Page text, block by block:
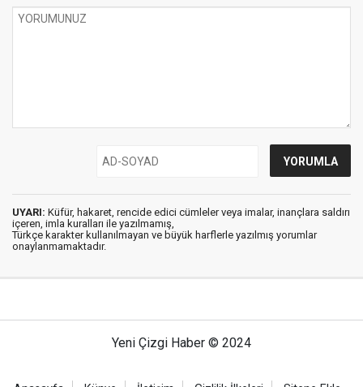
UYARI: Küfür, hakaret, rencide edici cümleler veya imalar, inançlara saldırı
içeren, imla kuralları ile yazılmamış,
Türkçe karakter kullanılmayan ve büyük harflerle yazılmış yorumlar
onaylanmamaktadır.
Yeni Çizgi Haber © 2024